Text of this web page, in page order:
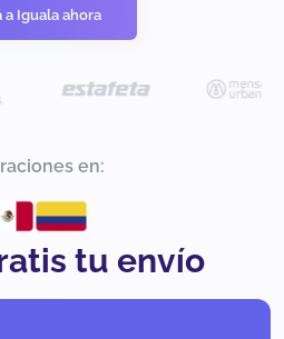
a Iguala ahora
en:
tu envío